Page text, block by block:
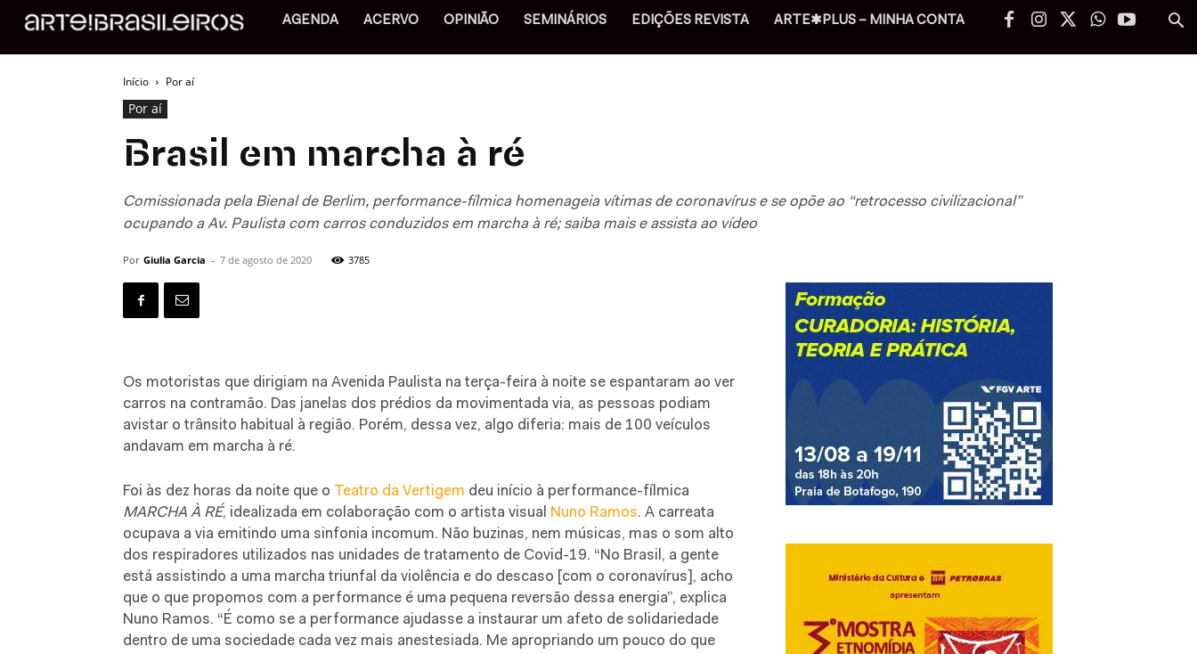
AGENDA ACERVO OPINIÃO SEMINÁRIOS EDIÇÕES REVISTA ARTE✱PLUS – MINHA CONTA
Início Por aí
Por aí
Brasil em marcha à ré
Comissionada pela Bienal de Berlim, performance-fílmica homenageia vítimas de coronavírus e se opõe ao “retrocesso civilizacional”
ocupando a Av. Paulista com carros conduzidos em marcha à ré; saiba mais e assista ao vídeo
Por Giulia Garcia - 7 de agosto de 2020 3785
Os motoristas que dirigiam na Avenida Paulista na terça-feira à noite se espantaram ao ver
carros na contramão. Das janelas dos prédios da movimentada via, as pessoas podiam
avistar o trânsito habitual à região. Porém, dessa vez, algo diferia: mais de 100 veículos
andavam em marcha à ré.
Foi às dez horas da noite que o Teatro da Vertigem deu início à performance-fílmica
MARCHA À RÉ, idealizada em colaboração com o artista visual Nuno Ramos. A carreata
ocupava a via emitindo uma sinfonia incomum. Não buzinas, nem músicas, mas o som alto
dos respiradores utilizados nas unidades de tratamento de Covid-19. “No Brasil, a gente
está assistindo a uma marcha triunfal da violência e do descaso [com o coronavírus], acho
que o que propomos com a performance é uma pequena reversão dessa energia”, explica
Nuno Ramos. “É como se a performance ajudasse a instaurar um afeto de solidariedade
dentro de uma sociedade cada vez mais anestesiada. Me apropriando um pouco do que